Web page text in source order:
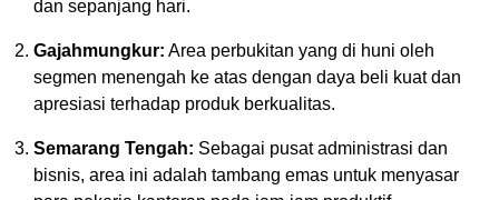
dan sepanjang hari.
Gajahmungkur: Area perbukitan yang di huni oleh
segmen menengah ke atas dengan daya beli kuat dan
apresiasi terhadap produk berkualitas.
Semarang Tengah: Sebagai pusat administrasi dan
bisnis, area ini adalah tambang emas untuk menyasar